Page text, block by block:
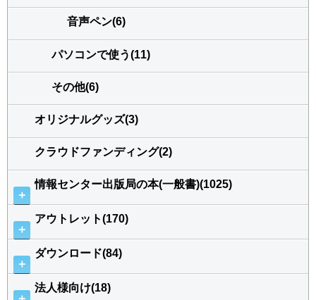
音声ペン(6)
パソコンで使う(11)
その他(6)
オリジナルグッズ(3)
クラウドファンディング(2)
＋
情報センター出版局の本(一般書)(1025)
＋
アウトレット(170)
＋
ダウンロード(84)
法人様向け(18)